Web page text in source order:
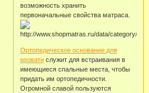
возможность хранить
первоначальные свойства матраса.
Ортопедическое основание для
кроватислужит для встраивания в
имеющиеся спальные места, чтобы
придать им ортопедичности.
Огромной славой пользуются